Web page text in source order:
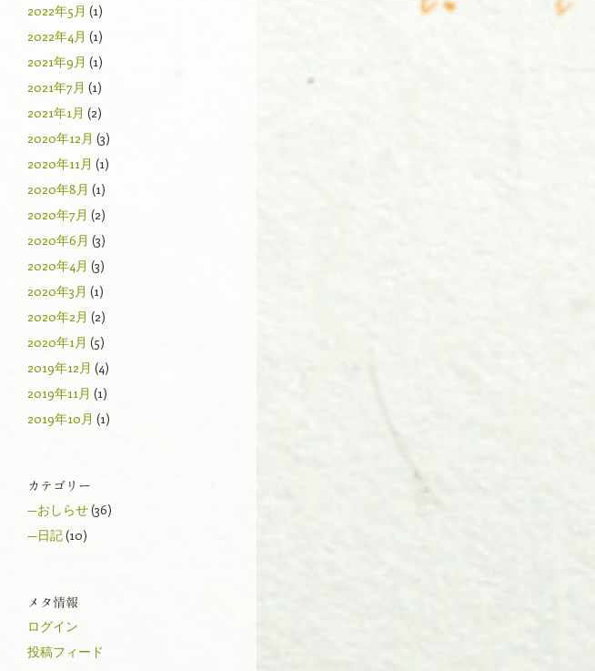
2022年5月 (1)
2022年4月 (1)
2021年9月 (1)
2021年7月 (1)
2021年1月 (2)
2020年12月 (3)
2020年11月 (1)
2020年8月 (1)
2020年7月 (2)
2020年6月 (3)
2020年4月 (3)
2020年3月 (1)
2020年2月 (2)
2020年1月 (5)
2019年12月 (4)
2019年11月 (1)
2019年10月 (1)
カテゴリー
—おしらせ(36)
—日記(10)
メタ情報
ログイン
投稿フィード